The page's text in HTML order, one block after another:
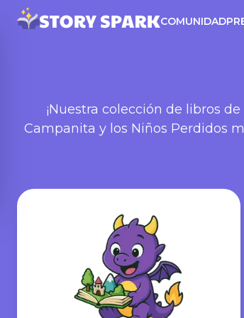
COMUNIDAD
¡Nuestra colección de libros
Campanita y los Niños Perdidos